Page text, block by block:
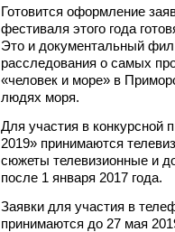
Готовится оформление
фестиваля этого года
Это и документальный
расследования о самых
«человек и море» в
людях моря.
Для участия в конкурсной
2019» принимаются
сюжеты телевизионные и
после 1 января 2017 года.
Заявки для участия в
принимаются до 27 мая